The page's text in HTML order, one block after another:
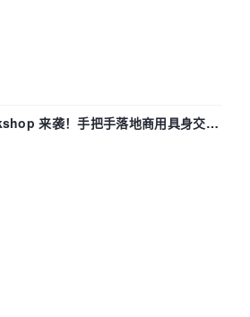
来袭！手把手落地商用具身交互